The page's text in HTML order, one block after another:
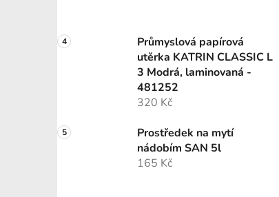
Průmyslová papírová
utěrka KATRIN CLASSIC L
3 Modrá, laminovaná -
481252
320 Kč
Prostředek na mytí
nádobím SAN 5l
165 Kč